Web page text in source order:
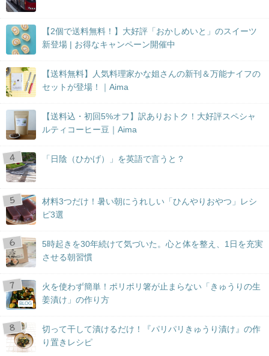
【2個で送料無料！】大好評「おかしめいと」のスイーツ
新登場 | お得なキャンペーン開催中
【送料無料】人気料理家かな姐さんの新刊＆万能ナイフの
セットが登場！｜Aima
【送料込・初回5%オフ】訳ありおトク！大好評スペシャ
ルティコーヒー豆｜Aima
「日陰（ひかげ）」を英語で言うと？
材料3つだけ！暑い朝にうれしい「ひんやりおやつ」レシ
ピ3選
5時起きを30年続けて気づいた。心と体を整え、1日を充実
させる朝習慣
BLOG
火を使わず簡単！ポリポリ箸が止まらない「きゅうりの生
姜漬け」の作り方
切って干して漬けるだけ！『パリパリきゅうり漬け』の作
り置きレシピ